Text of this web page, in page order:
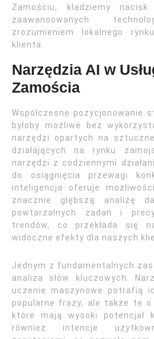
Zamościu, kładziemy
zaawansowanych
zrozumieniem lokalnego
klienta.
Narzędzia AI w
Zamościa
Współczesne pozycjonowanie
byłoby możliwe bez
narzędzi opartych na
działających na rynku
narzędzi z codziennymi
do osiągnięcia przewagi
inteligencja oferuje
znacznie głębszą analizę
powtarzalnych zadań i
trendów, co przekłada się
widoczne efekty dla naszych
Jednym z fundamentalnych
analiza słów kluczowych.
uczenie maszynowe potrafią
popularne frazy, ale także te o
które mają wysoki potencjał
również intencje